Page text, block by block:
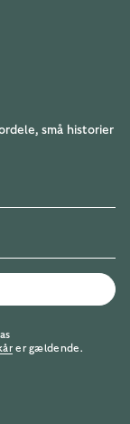
små historier
er gældende.